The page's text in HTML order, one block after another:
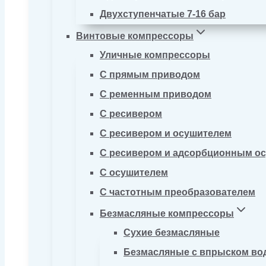
Двухступенчатые 7-16 бар
Винтовые компрессоры
Уличные компрессоры
С прямым приводом
С ременным приводом
С ресивером
С ресивером и осушителем
С ресивером и адсорбционным
С осушителем
С частотным преобразователем
Безмасляные компрессоры
Сухие безмасляные
Безмасляные с впрыском